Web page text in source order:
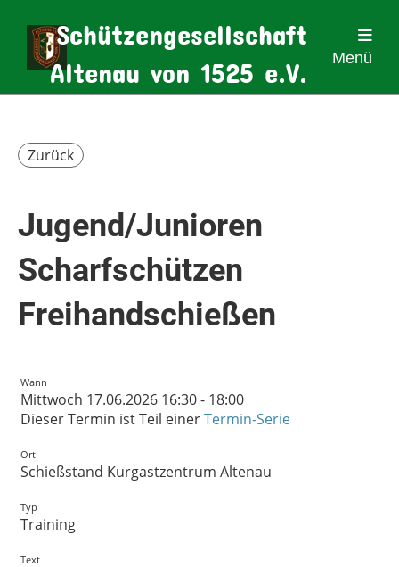
Schützengesellschaft
Altenau von 1525 e.V.
Menü
Zurück
Jugend/Junioren
Scharfschützen
Freihandschießen
Wann
Mittwoch 17.06.2026 16:30 - 18:00
Dieser Termin ist Teil einerTermin-Serie
Ort
Schießstand Kurgastzentrum Altenau
Typ
Training
Text